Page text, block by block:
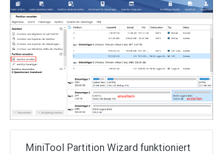
MiniTool Partition Wizard funktioniert